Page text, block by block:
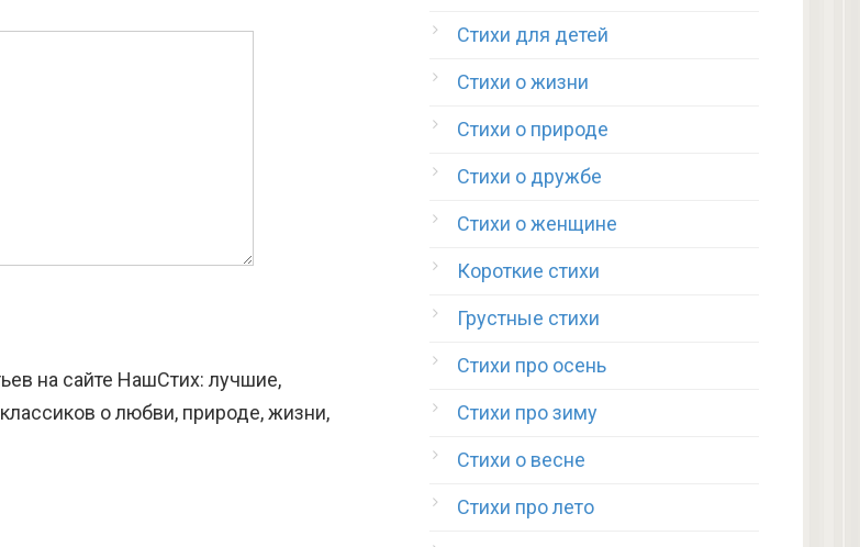
на сайте НашСтих: лучшие,
о любви, природе, жизни,
Стихи для детей
Стихи о жизни
Стихи о природе
Стихи о дружбе
Стихи о женщине
Короткие стихи
Грустные стихи
Стихи про осень
Стихи про зиму
Стихи о весне
Стихи про лето